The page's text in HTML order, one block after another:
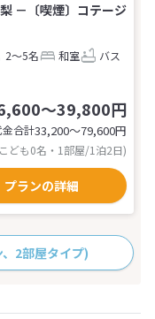
－〔喫煙〕コテージ
2～5名 和室
バス
～39,800円
合計33,200〜79,600円
ども0名・1部屋/1泊2日)
プランの詳細
2部屋タイプ)